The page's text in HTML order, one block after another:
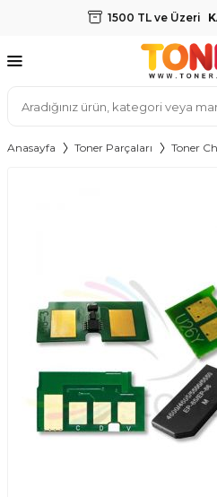
1500 TL ve Üzeri
Anasayfa Toner Parçaları Toner